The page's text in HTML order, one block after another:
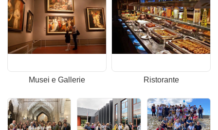
Musei e Gallerie Ristorante